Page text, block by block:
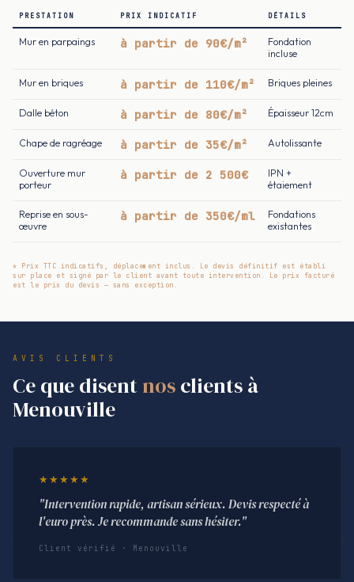
PRESTATION PRIX INDICATIF DÉTAILS
Mur en parpaings à partir de 90€/m²
Fondation
incluse
Mur en briques à partir de 110€/m² Briques pleines
Dalle béton à partir de 80€/m² Épaisseur 12cm
Chape de ragréage à partir de 35€/m² Autolissante
Ouverture mur
porteur
à partir de 2 500€
IPN +
étaiement
Reprise en sous-
œuvre
à partir de 350€/ml
Fondations
existantes
* Prix TTC indicatifs, déplacement inclus. Le devis définitif est établi
sur place et signé par le client avant toute intervention. Le prix facturé
est le prix du devis — sans exception.
AVIS CLIENTS
Ce que disent nosclients à
Menouville
★★★★★
"Intervention rapide, artisan sérieux. Devis respecté à
l'euro près. Je recommande sans hésiter."
Client vérifié · Menouville